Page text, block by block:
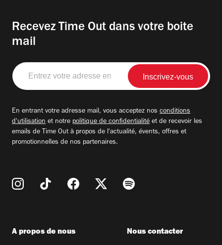
Recevez Time Out dans votre boite
mail
Entrez
votre
adresse
En entrant votre adresse mail, vous acceptez nos conditions
d'utilisation et notre politique de confidentialité et de recevoir les
emails de Time Out à propos de l'actualité, évents, offres et
promotionnelles de nos partenaires.
A propos de nous Nous contacter